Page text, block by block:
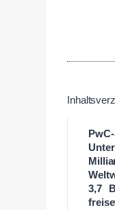
3,7